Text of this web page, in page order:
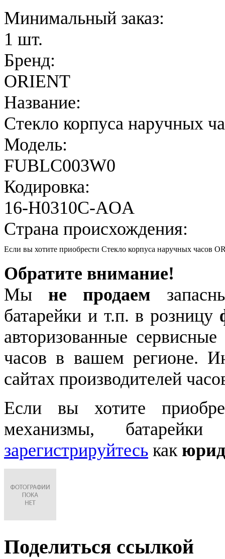
Минимальный заказ:
1 шт.
Бренд:
ORIENT
Название:
Стекло корпуса наручных
Модель:
FUBLC003W0
Кодировка:
16-H0310C-AOA
Страна происхождения:
Если вы хотите приобрести Стекло корпуса наручных часов
Обратите внимание!
Мы не продаем
батарейки и т.п. в розницу
авторизованные
часов в вашем регионе.
сайтах производителей
Если вы хотите
механизмы,
зарегистрируйтесь как
Поделиться ссылкой